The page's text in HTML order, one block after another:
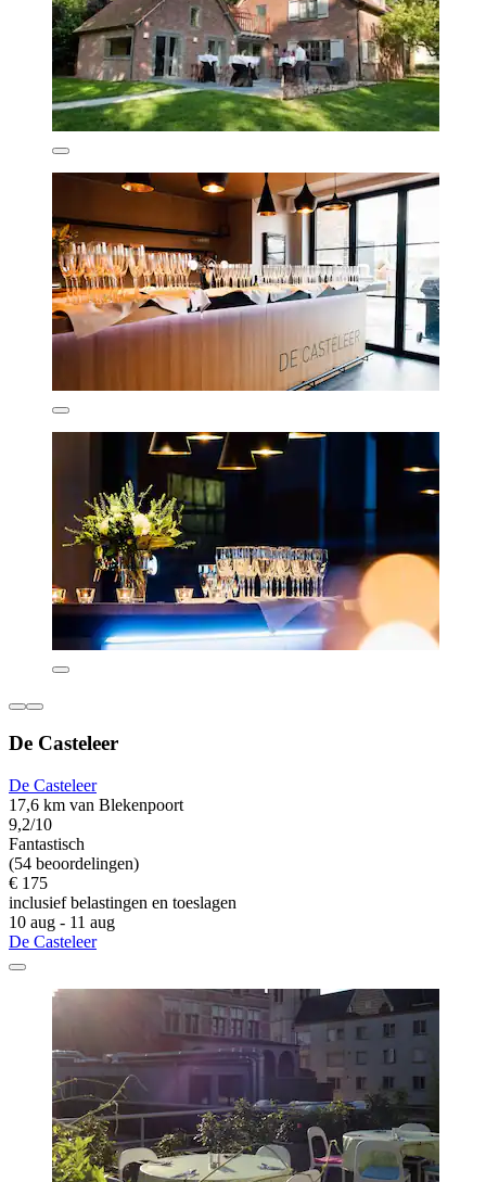
De Casteleer
De Casteleer
17,6 km van Blekenpoort
9,2/10
Fantastisch
(54 beoordelingen)
€ 175
inclusief belastingen en toeslagen
10 aug - 11 aug
De Casteleer